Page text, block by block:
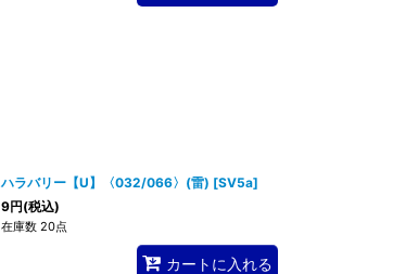
ハラバリー【U】〈032/066〉(雷) [SV5a]
9円(税込)
在庫数 20点
カートに入れる